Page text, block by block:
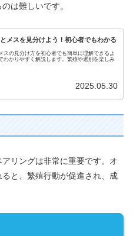
は難しいです。
メスを見分けよう！初心者でもわかる
スの見分け方を初心者でも簡単に理解できるよ
わかりやすく解説します。繁殖や選別を楽しみ
2025.05.30
リングは非常に重要です。オ
と、繁殖行動が促進され、成